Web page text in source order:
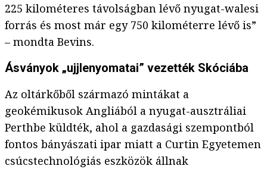
225 kilométeres távolságban lévő nyugat-walesi
forrás és most már egy 750 kilométerre lévő is”
– mondta Bevins.
Ásványok „ujjlenyomatai” vezették Skóciába
Az oltárkőből származó mintákat a
geokémikusok Angliából a nyugat-ausztráliai
Perthbe küldték, ahol a gazdasági szempontból
fontos bányászati ipar miatt a Curtin Egyetemen
csúcstechnológiás eszközök állnak